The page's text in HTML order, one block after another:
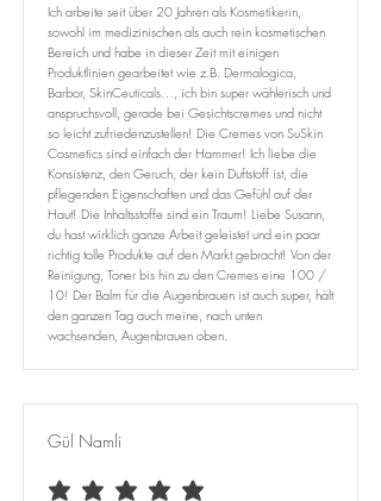
Ich arbeite seit über 20 Jahren als Kosmetikerin,
sowohl im medizinischen als auch rein kosmetischen
Bereich und habe in dieser Zeit mit einigen
Produktlinien gearbeitet wie z.B. Dermalogica,
Barbor, SkinCeuticals…, ich bin super wählerisch und
anspruchsvoll, gerade bei Gesichtscremes und nicht
so leicht zufriedenzustellen! Die Cremes von SuSkin
Cosmetics sind einfach der Hammer! Ich liebe die
Konsistenz, den Geruch, der kein Duftstoff ist, die
pflegenden Eigenschaften und das Gefühl auf der
Haut! Die Inhaltsstoffe sind ein Traum! Liebe Susann,
du hast wirklich ganze Arbeit geleistet und ein paar
richtig tolle Produkte auf den Markt gebracht! Von der
Reinigung, Toner bis hin zu den Cremes eine 100 /
10! Der Balm für die Augenbrauen ist auch super, hält
den ganzen Tag auch meine, nach unten
wachsenden, Augenbrauen oben.
Gül Namli